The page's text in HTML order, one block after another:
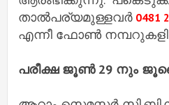
താൽപര്യമുള്ളവർ 0481
എന്നീ ഫോൺ
പരീക്ഷ ജൂൺ 29 നും